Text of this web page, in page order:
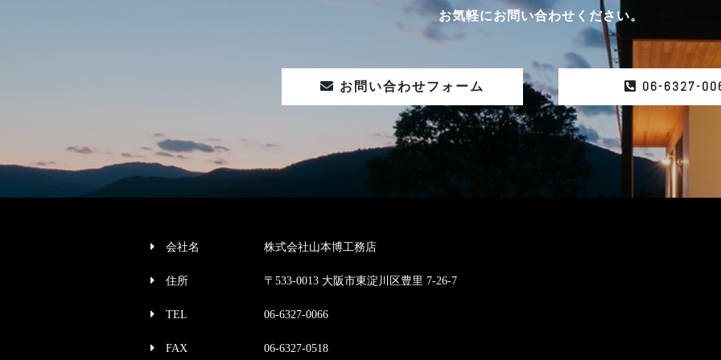
お気軽にお問い合わせください。
お問い合わせフォーム 06-6327-
会社名 株式会社山本博工務店
住所 〒533-0013 大阪市東淀川区豊里 7-26-7
TEL 06-6327-0066
FAX 06-6327-0518